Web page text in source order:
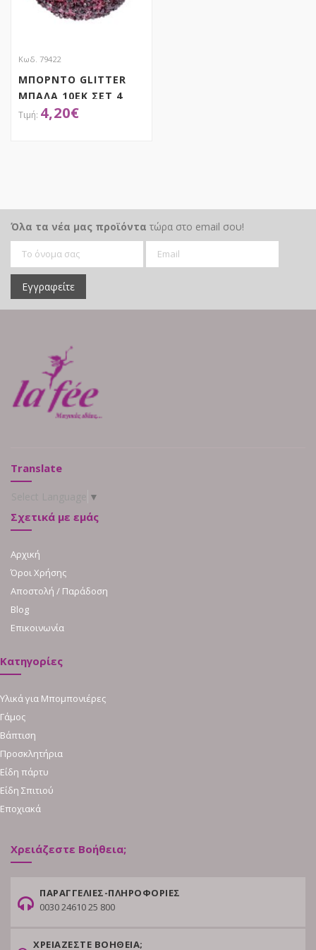
Κωδ. 79422
ΜΠΟΡΝΤΟ GLITTER
ΜΠΑΛΑ 10ΕΚ ΣΕΤ 4
4,20€
Όλα τα νέα μας προϊόντα τώρα στο email σου!
Εγγραφείτε
Translate
▼
Σχετικά με εμάς
Αρχική
Όροι Χρήσης
Αποστολή / Παράδοση
Blog
Επικοινωνία
Κατηγορίες
Υλικά για Μπομπονιέρες
Γάμος
Βάπτιση
Προσκλητήρια
Είδη πάρτυ
Είδη Σπιτιού
Εποχιακά
Χρειάζεστε Βοήθεια;
ΠΑΡΑΓΓΕΛΙΕΣ-ΠΛΗΡΟΦΟΡΙΕΣ
0030 24610 25 800
ΧΡΕΙΑΖΕΣΤΕ ΒΟΗΘΕΙΑ;